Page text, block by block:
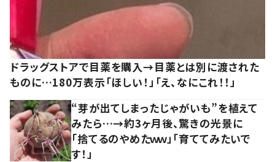
ドラッグストアで目薬を購入→目薬とは別に渡された
ものに…180万表示「ほしい！」「え、なにこれ！！」
“芽が出てしまったじゃがいも”を植えて
みたら…→約3ヶ月後、驚きの光景に
「捨てるのやめたｗｗ」「育ててみたいで
す！」